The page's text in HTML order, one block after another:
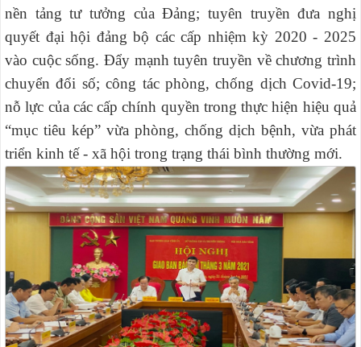
nền tảng tư tưởng của Đảng; tuyên truyền đưa nghị
quyết đại hội đảng bộ các cấp nhiệm kỳ 2020 - 2025
vào cuộc sống. Đẩy mạnh tuyên truyền về chương trình
chuyển đổi số; công tác phòng, chống dịch Covid-19;
nỗ lực của các cấp chính quyền trong thực hiện hiệu quả
“mục tiêu kép” vừa phòng, chống dịch bệnh, vừa phát
triển kinh tế - xã hội trong trạng thái bình thường mới.